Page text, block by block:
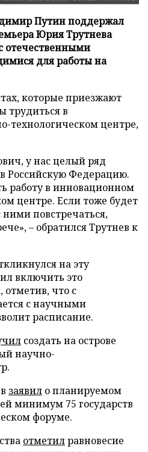
Путин поддержал
Юрия Трутнева
отечественными
для работы на
которые приезжают
трудиться в
технологическом центре,
у нас целый ряд
Российскую Федерацию.
работу в инновационном
центре. Если тоже будет
повстречаться,
– обратился Трутнев к
на эту
включить это
что с
с научными
расписание.
создать на острове
научно-
заявил о планируемом
минимум 75 государств
форуме.
отметилравновесие